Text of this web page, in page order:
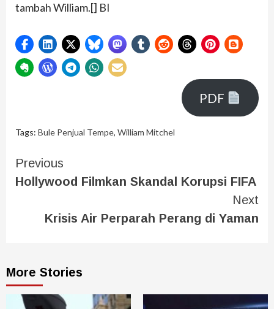
tambah William.[] BI
PDF
Tags: Bule Penjual Tempe, William Mitchel
Previous
Hollywood Filmkan Skandal Korupsi FIFA
Next
Krisis Air Perparah Perang di Yaman
More Stories